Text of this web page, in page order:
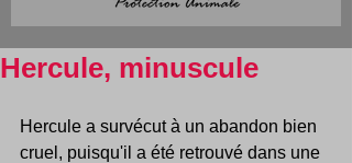
Hercule, minuscule
Hercule a survécut à un abandon bien
cruel, puisqu'il a été retrouvé dans une